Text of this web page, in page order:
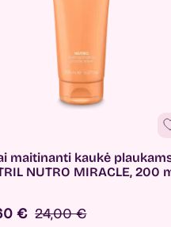
maitinanti kaukė
NUTRO MIRACLE, 200
€ 24,00 €